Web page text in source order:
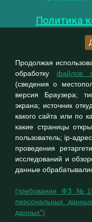
Политика
Продолжая
обработку файлов
(сведения о
версия Браузера;
экрана; источник
какого сайта или по
какие страницы
пользователь; ip-
проведения
исследований и
данные
(требование ФЗ
персональных
данных")